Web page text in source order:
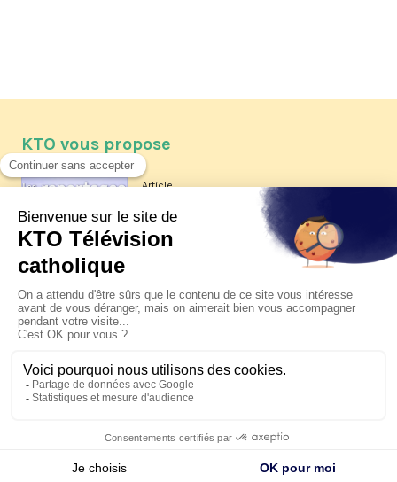
KTO vous propose
Article
Les reportages d'été 2026 de KTO
La visite pastorale du pape Léon
XIV à Assise à suivre sur KTO le
jeudi 6 août
Le pape en Uruguay, Argentine et
Pérou du 6 au 17 novembre 2026
© KTO 2026 — Mentions légales